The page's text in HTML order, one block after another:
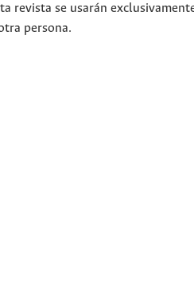
revista se usarán
persona.